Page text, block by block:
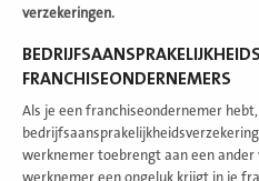
verzekeringen.
FRANCHISEONDERNEMERS
Als je een franchiseondernemer
werknemer toebrengt aan een ander
werknemer een ongeluk krijgt in je